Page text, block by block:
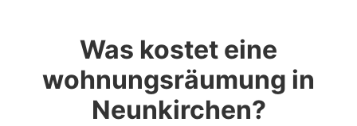
Was kostet eine
wohnungsräumung in
Neunkirchen?